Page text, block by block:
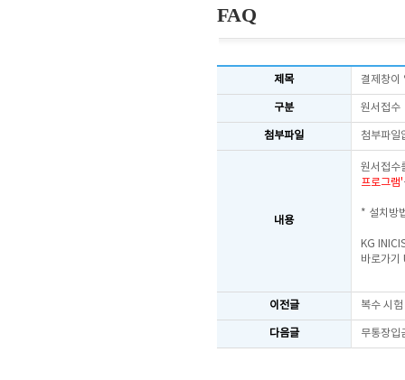
FAQ
제목 결제창이
구분 원서접수
첨부파일 첨부파일
내용
원서접수
프로그램'
* 설치방
KG
바로가기
이전글 복수 시
다음글 무통장입